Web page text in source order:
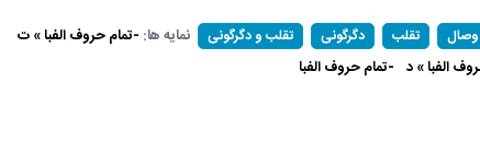
وصال تقلب دگرگونی تقلب و دگرگونی نمایه ها: -تمام حروف الفبا » ت
الفبا » د -تمام حروف الفبا